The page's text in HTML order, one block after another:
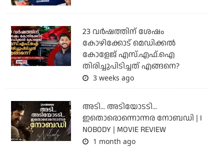
23 വർഷത്തിന് ശേഷം
കോഴിക്കോട് മെഡിക്കൽ
കോളേജ് എസ്.എഫ്.ഐ
തിരിച്ചുപിടിച്ചത് എങ്ങനെ?
3 weeks ago
അടി... അടിയോടടി...
ഇതൊരൊന്നൊന്നര നോബഡി | I
NOBODY | MOVIE REVIEW
1 month ago